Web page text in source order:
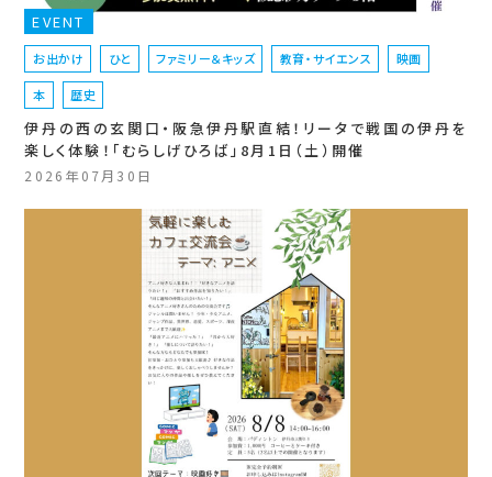
EVENT
お出かけ ひと ファミリー＆キッズ 教育・サイエンス 映画
本 歴史
伊丹の西の玄関口・阪急伊丹駅直結！リータで戦国の伊丹を
楽しく体験！「むらしげひろば」8月1日（土）開催
2026年07月30日